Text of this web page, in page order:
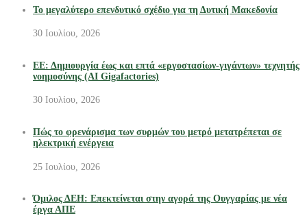
Το μεγαλύτερο επενδυτικό σχέδιο για τη Δυτική Μακεδονία
30 Ιουλίου, 2026
ΕΕ: Δημιουργία έως και επτά «εργοστασίων-γιγάντων» τεχνητής
νοημοσύνης (AI Gigafactories)
30 Ιουλίου, 2026
Πώς το φρενάρισμα των συρμών του μετρό μετατρέπεται σε
ηλεκτρική ενέργεια
25 Ιουλίου, 2026
Όμιλος ΔΕΗ: Επεκτείνεται στην αγορά της Ουγγαρίας με νέα
έργα ΑΠΕ